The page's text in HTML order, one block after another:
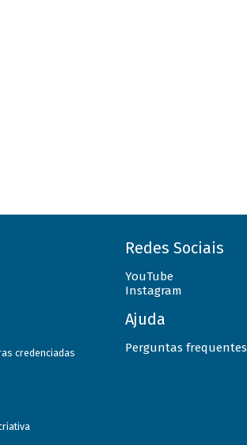
credenciadas
Redes Sociais
YouTube
Instagram
Ajuda
Perguntas frequentes